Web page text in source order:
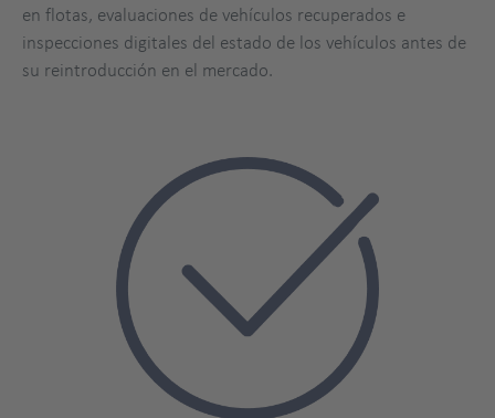
en flotas, evaluaciones de vehículos recuperados e
inspecciones digitales del estado de los vehículos antes de
su reintroducción en el mercado.